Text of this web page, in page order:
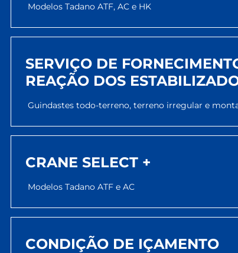
Modelos Tadano ATF, AC e HK
SERVIÇO DE
REAÇÃO DOS
Guindastes todo-terreno, terreno irregular e
CRANE SELECT +
Modelos Tadano ATF e AC
CONDIÇÃO DE IÇAMENTO